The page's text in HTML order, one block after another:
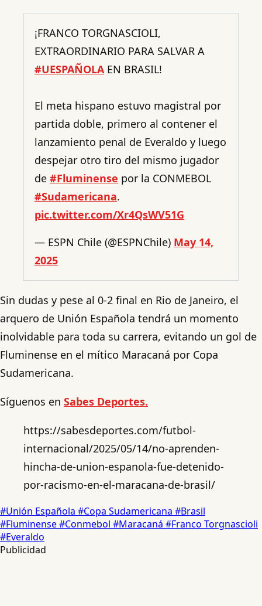
¡FRANCO TORGNASCIOLI,
EXTRAORDINARIO PARA SALVAR A
#UESPAÑOLAEN BRASIL!
El meta hispano estuvo magistral por
partida doble, primero al contener el
lanzamiento penal de Everaldo y luego
despejar otro tiro del mismo jugador
de #Fluminense por la CONMEBOL
#Sudamericana.
pic.twitter.com/Xr4QsWV51G
— ESPN Chile (@ESPNChile) May 14,
2025
Sin dudas y pese al 0-2 final en Rio de Janeiro, el
arquero de Unión Española tendrá un momento
inolvidable para toda su carrera, evitando un gol de
Fluminense en el mítico Maracaná por Copa
Sudamericana.
Síguenos en Sabes Deportes.
https://sabesdeportes.com/futbol-
internacional/2025/05/14/no-aprenden-
hincha-de-union-espanola-fue-detenido-
por-racismo-en-el-maracana-de-brasil/
#Unión Española #Copa Sudamericana #Brasil
#Fluminense#Conmebol #Maracaná #Franco Torgnascioli
#Everaldo
Publicidad